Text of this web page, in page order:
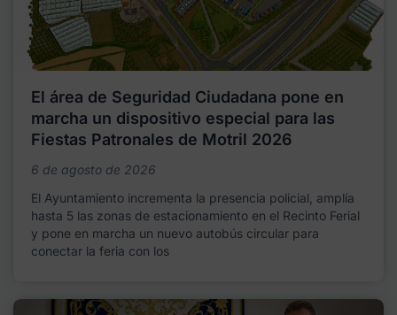
El área de Seguridad Ciudadana pone en
marcha un dispositivo especial para las
Fiestas Patronales de Motril 2026
6 de agosto de 2026
El Ayuntamiento incrementa la presencia policial, amplía
hasta 5 las zonas de estacionamiento en el Recinto Ferial
y pone en marcha un nuevo autobús circular para
conectar la feria con los